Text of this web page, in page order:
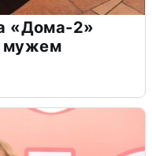
«Дома-2»
мужем